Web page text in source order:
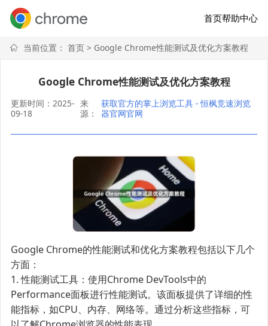
首页帮助中心
当前位置： 首页> Google Chrome性能测试及优化方案教程
Google Chrome性能测试及优化方案教程
更新时间：2025-
09-18
来
源：
获取官方的掌上浏览工具 - 恒枫竞速浏览
器官网官网
Google Chrome的性能测试和优化方案教程包括以下几个
方面：
1. 性能测试工具：使用Chrome DevTools中的
Performance面板进行性能测试。该面板提供了详细的性
能指标，如CPU、内存、网络等。通过分析这些指标，可